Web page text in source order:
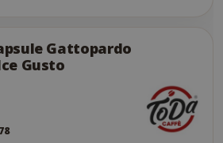
Gattopardo
Gusto